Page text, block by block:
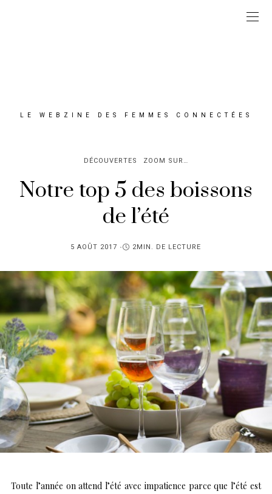
LE WEBZINE DES FEMMES CONNECTÉES
DÉCOUVERTES ZOOM SUR…
Notre top 5 des boissons
de l’été
PUBLIÉ
5 AOÛT 2017 2MIN. DE LECTURE
Toute l’année on attend l’été avec impatience parce que l’été est